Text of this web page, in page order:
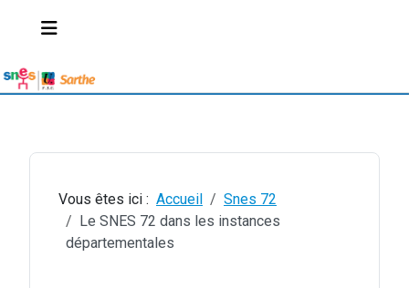
Vous êtes ici : Accueil
Snes 72
Le SNES 72 dans les instances
départementales